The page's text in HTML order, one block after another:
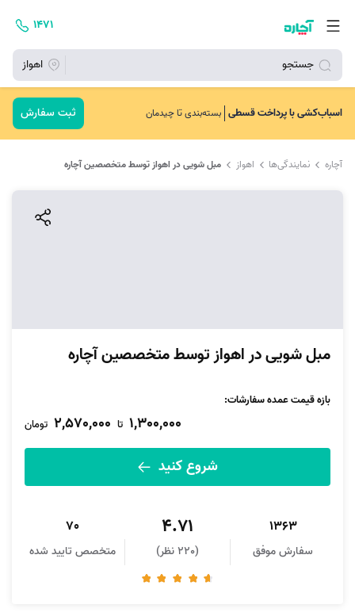
جستجو اهواز
۱۴۷۱
اسباب‌کشی با پرداخت قسطی بسته‌بندی تا چیدمان ثبت سفارش
آچاره نمایندگی‌ها اهواز مبل شویی در اهواز توسط متخصصین آچاره
مبل شویی در اهواز توسط متخصصین آچاره
بازه قیمت عمده سفارشات:
1,300,000 تا 2,570,000 تومان
شروع کنید
1363
سفارش موفق
4.71
(220 نظر)
70
متخصص تایید شده